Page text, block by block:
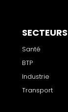
SECTEURS
Santé
BTP
Industrie
Transport